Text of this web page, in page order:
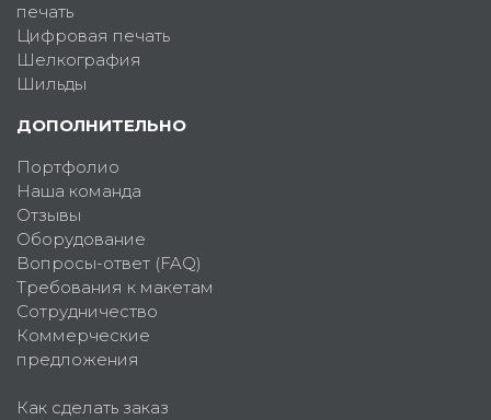
печать
Цифровая печать
Шелкография
Шильды
ДОПОЛНИТЕЛЬНО
Портфолио
Наша команда
Отзывы
Оборудование
Вопросы-ответ (FAQ)
Требования к макетам
Сотрудничество
Коммерческие
предложения
Как сделать заказ